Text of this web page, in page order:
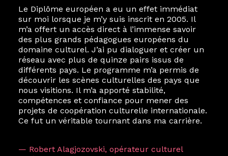
Le Diplôme européen a eu un effet immédiat
sur moi lorsque je m’y suis inscrit en 2005. Il
m’a offert un accès direct à l’immense savoir
des plus grands pédagogues européens du
domaine culturel. J’ai pu dialoguer et créer un
réseau avec plus de quinze pairs issus de
différents pays. Le programme m’a permis de
découvrir les scènes culturelles des pays que
nous visitions. Il m’a apporté stabilité,
compétences et confiance pour mener des
projets de coopération culturelle internationale.
Ce fut un véritable tournant dans ma carrière.
— Robert Alagjozovski, opérateur culturel